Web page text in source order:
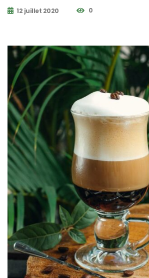
12 juillet 2020 0